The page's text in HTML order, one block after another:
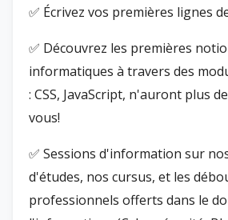
✅ Écrivez vos premières lignes
✅ Découvrez les premières
informatiques à travers des
: CSS, JavaScript, n'auront plus
vous!
✅ Sessions d'information sur
d'études, nos cursus, et les
professionnels offerts dans le